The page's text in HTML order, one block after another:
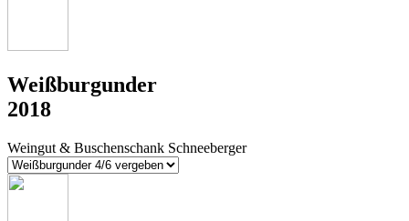
Weißburgunder
2018
Weingut & Buschenschank Schneeberger